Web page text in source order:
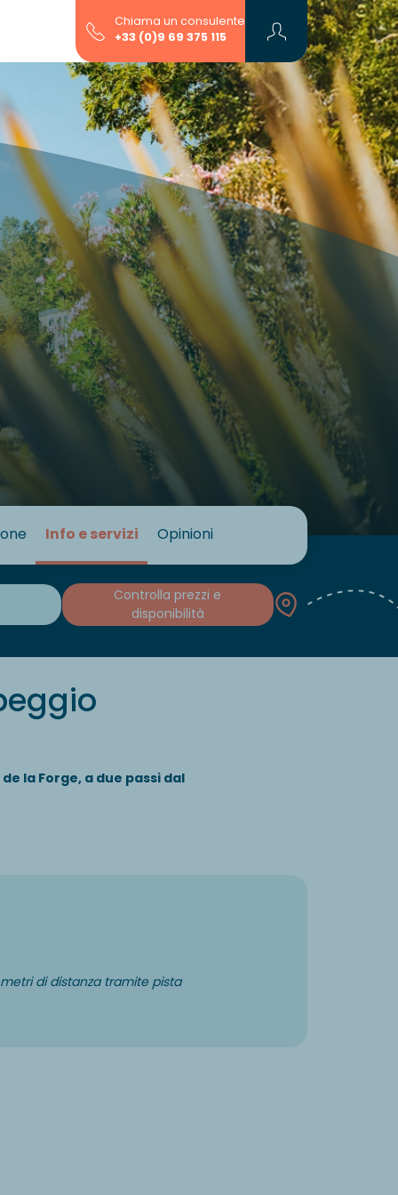
Chiama un consulente
+33 (0)9 69 375 115
Info e servizi Opinioni
Controlla prezzi e
disponibilità
la Forge, a due passi dal
di distanza tramite pista